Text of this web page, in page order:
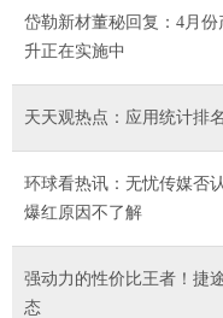
岱勒新材董秘回复：4月
升正在实施中
天天观热点：应用统计排
环球看热讯：无忧传媒否
爆红原因不了解
强动力的性价比王者！捷
态